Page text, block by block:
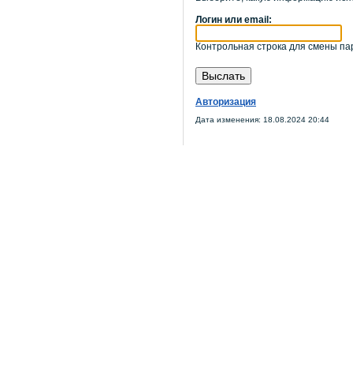
Логин или email:
Контрольная строка для смены
Авторизация
Дата изменения: 18.08.2024 20:44